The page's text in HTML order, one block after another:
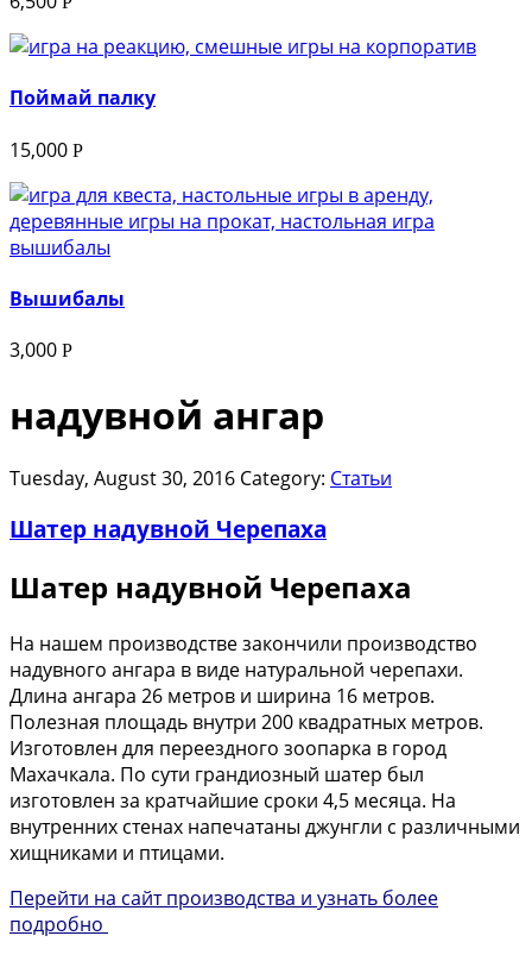
Поймай палку
15,000 Р
Вышибалы
3,000 Р
надувной ангар
Tuesday, August 30, 2016 Category: Статьи
Шатер надувной Черепаха
Шатер надувной Черепаха
На нашем производстве закончили производство
надувного ангара в виде натуральной черепахи.
Длина ангара 26 метров и ширина 16 метров.
Полезная площадь внутри 200 квадратных метров.
Изготовлен для переездного зоопарка в город
Махачкала. По сути грандиозный шатер был
изготовлен за кратчайшие сроки 4,5 месяца. На
внутренних стенах напечатаны джунгли с различными
хищниками и птицами.
Перейти на сайт производства и узнать более
подробно